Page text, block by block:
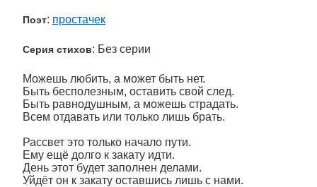
Поэт: простачек
Серия стихов: Без серии
Можешь любить, а может быть нет.
Быть бесполезным, оставить свой след.
Быть равнодушным, а можешь страдать.
Всем отдавать или только лишь брать.
Рассвет это только начало пути.
Ему ещё долго к закату идти.
День этот будет заполнен делами.
Уйдёт он к закату оставшись лишь с нами.